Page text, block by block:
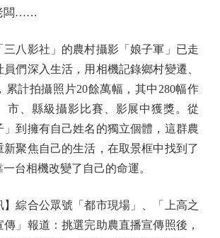
闆……
影社」的農村攝影「娘子軍」已走
們深入生活，用相機記錄鄉村變遷、
累計拍攝照片20餘萬幅，其中280幅作
市、縣級攝影比賽、影展中獲獎。從
」到擁有自己姓名的獨立個體，這群農
新聚焦自己的生活，在取景框中找到了
台相機改變了自己的命運。
合公眾號「都市現場」、「上高之
」報道：挑選完助農直播宣傳照後，